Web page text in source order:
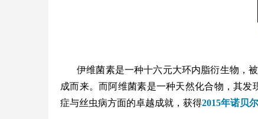
伊维菌素是一种十六元大环内脂衍生物，
成而来。而阿维菌素是一种天然化合物，其发
症与丝虫病方面的卓越成就，获得2015年诺贝